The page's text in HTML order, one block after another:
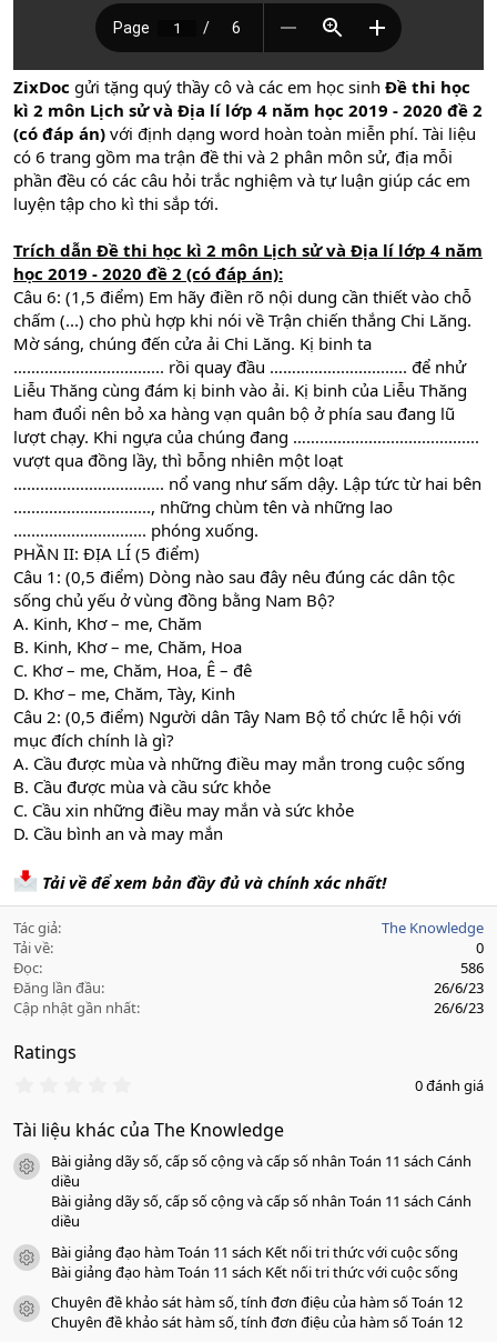
ZixDoc gửi tặng quý thầy cô và các em học sinh Đề thi học
kì 2 môn Lịch sử và Địa lí lớp 4 năm học 2019 - 2020 đề 2
(có đáp án) với định dạng word hoàn toàn miễn phí. Tài liệu
có 6 trang gồm ma trận đề thi và 2 phân môn sử, địa mỗi
phần đều có các câu hỏi trắc nghiệm và tự luận giúp các em
luyện tập cho kì thi sắp tới.
Trích dẫn Đề thi học kì 2 môn Lịch sử và Địa lí lớp 4 năm
học 2019 - 2020 đề 2 (có đáp án):
Câu 6: (1,5 điểm) Em hãy điền rõ nội dung cần thiết vào chỗ
chấm (...) cho phù hợp khi nói về Trận chiến thắng Chi Lăng.
Mờ sáng, chúng đến cửa ải Chi Lăng. Kị binh ta
……............................ rồi quay đầu ……………................ để nhử
Liễu Thăng cùng đám kị binh vào ải. Kị binh của Liễu Thăng
ham đuổi nên bỏ xa hàng vạn quân bộ ở phía sau đang lũ
lượt chạy. Khi ngựa của chúng đang ……....................................
vượt qua đồng lầy, thì bỗng nhiên một loạt
……............................ nổ vang như sấm dậy. Lập tức từ hai bên
..............................., những chùm tên và những lao
.............................. phóng xuống.
PHẦN II: ĐỊA LÍ (5 điểm)
Câu 1: (0,5 điểm) Dòng nào sau đây nêu đúng các dân tộc
sống chủ yếu ở vùng đồng bằng Nam Bộ?
A. Kinh, Khơ – me, Chăm
B. Kinh, Khơ – me, Chăm, Hoa
C. Khơ – me, Chăm, Hoa, Ê – đê
D. Khơ – me, Chăm, Tày, Kinh
Câu 2: (0,5 điểm) Người dân Tây Nam Bộ tổ chức lễ hội với
mục đích chính là gì?
A. Cầu được mùa và những điều may mắn trong cuộc sống
B. Cầu được mùa và cầu sức khỏe
C. Cầu xin những điều may mắn và sức khỏe
D. Cầu bình an và may mắn
Tải về để xem bản đầy đủ và chính xác nhất!
Tác giả
The Knowledge
Tải về
0
Đọc
586
Đăng lần đầu
26/6/23
Cập nhật gần nhất
26/6/23
Ratings
0
0
a
0 đánh giá
Tài liệu khác của The Knowledge
icon tài liệu
Bài giảng dãy số, cấp số cộng và cấp số nhân Toán 11 sách Cánh
diều
Bài giảng dãy số, cấp số cộng và cấp số nhân Toán 11 sách Cánh
diều
icon tài liệu
Bài giảng đạo hàm Toán 11 sách Kết nối tri thức với cuộc sống
Bài giảng đạo hàm Toán 11 sách Kết nối tri thức với cuộc sống
icon tài liệu
Chuyên đề khảo sát hàm số, tính đơn điệu của hàm số Toán 12
Chuyên đề khảo sát hàm số, tính đơn điệu của hàm số Toán 12